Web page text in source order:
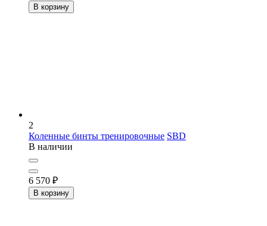
В корзину
2
Коленные бинты тренировочные SBD
В наличии
6 570 ₽
В корзину